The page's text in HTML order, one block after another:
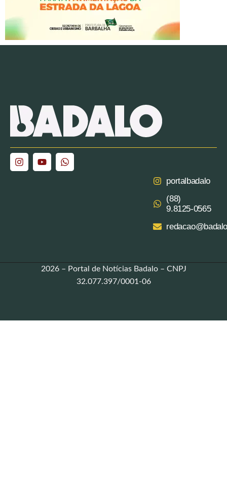
portalbadalo
(88)
9.8125‑0565‬
2026 – Portal de Notícias Badalo – CNPJ
32.077.397/0001-06